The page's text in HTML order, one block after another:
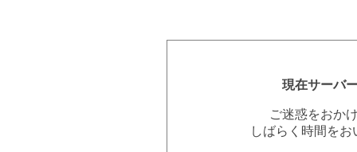
現在サーバ
ご迷惑をおか
しばらく時間を